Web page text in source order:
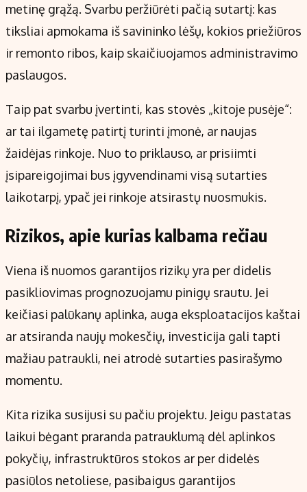
metinę grąžą. Svarbu peržiūrėti pačią sutartį: kas
tiksliai apmokama iš savininko lėšų, kokios priežiūros
ir remonto ribos, kaip skaičiuojamos administravimo
paslaugos.
Taip pat svarbu įvertinti, kas stovės „kitoje pusėje“:
ar tai ilgametę patirtį turinti įmonė, ar naujas
žaidėjas rinkoje. Nuo to priklauso, ar prisiimti
įsipareigojimai bus įgyvendinami visą sutarties
laikotarpį, ypač jei rinkoje atsirastų nuosmukis.
Rizikos, apie kurias kalbama rečiau
Viena iš nuomos garantijos rizikų yra per didelis
pasikliovimas prognozuojamu pinigų srautu. Jei
keičiasi palūkanų aplinka, auga eksploatacijos kaštai
ar atsiranda naujų mokesčių, investicija gali tapti
mažiau patraukli, nei atrodė sutarties pasirašymo
momentu.
Kita rizika susijusi su pačiu projektu. Jeigu pastatas
laikui bėgant praranda patrauklumą dėl aplinkos
pokyčių, infrastruktūros stokos ar per didelės
pasiūlos netoliese, pasibaigus garantijos